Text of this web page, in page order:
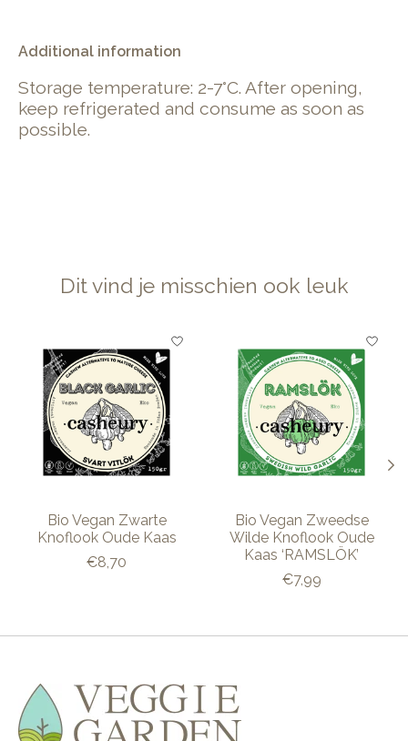
Additional information
Storage temperature: 2-7°C. After opening,
keep refrigerated and consume as soon as
possible.
Dit vind je misschien ook leuk
Items van productcarrousel
Bio Vegan Zwarte
Knoflook Oude Kaas
€8,70
Bio Vegan Zweedse
Wilde Knoflook Oude
Kaas ‘RAMSLÖK’
€7,99